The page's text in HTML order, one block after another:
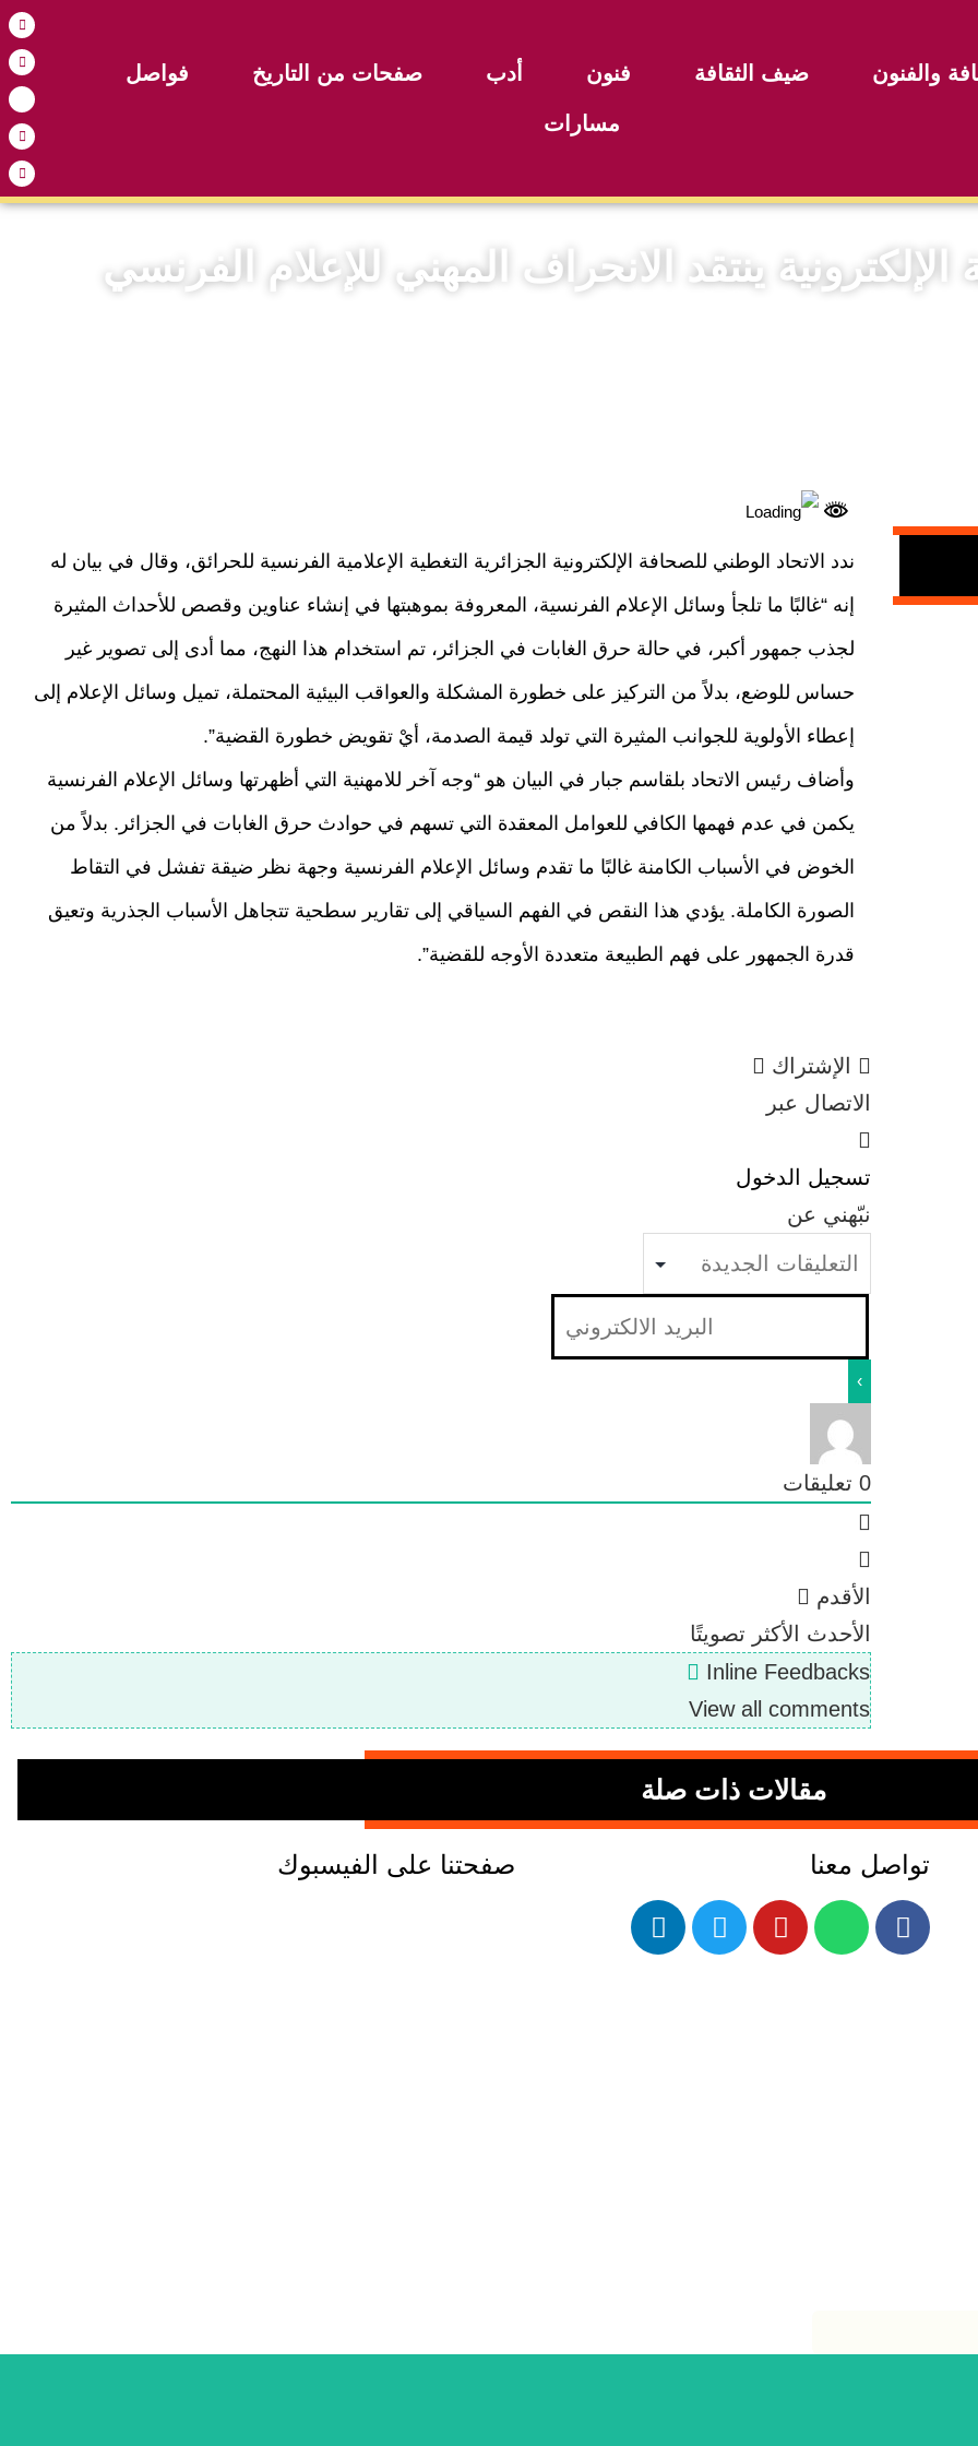
والفنون ضيف الثقافة فنون أدب صفحات من التاريخ فواصل
مسارات
الإلكترونية ينتقد الانحراف المهني للإعلام الفرنسي
ندد الاتحاد الوطني للصحافة الإلكترونية الجزائرية التغطية الإعلامية الفرنسية للحرائق، وقال في بيان له
إنه “غالبًا ما تلجأ وسائل الإعلام الفرنسية، المعروفة بموهبتها في إنشاء عناوين وقصص للأحداث المثيرة
لجذب جمهور أكبر، في حالة حرق الغابات في الجزائر، تم استخدام هذا النهج، مما أدى إلى تصوير غير
حساس للوضع، بدلاً من التركيز على خطورة المشكلة والعواقب البيئية المحتملة، تميل وسائل الإعلام إلى
إعطاء الأولوية للجوانب المثيرة التي تولد قيمة الصدمة، أيْ تقويض خطورة القضية”.
وأضاف رئيس الاتحاد بلقاسم جبار في البيان هو “وجه آخر للامهنية التي أظهرتها وسائل الإعلام الفرنسية
يكمن في عدم فهمها الكافي للعوامل المعقدة التي تسهم في حوادث حرق الغابات في الجزائر. بدلاً من
الخوض في الأسباب الكامنة غالبًا ما تقدم وسائل الإعلام الفرنسية وجهة نظر ضيقة تفشل في التقاط
الصورة الكاملة. يؤدي هذا النقص في الفهم السياقي إلى تقارير سطحية تتجاهل الأسباب الجذرية وتعيق
قدرة الجمهور على فهم الطبيعة متعددة الأوجه للقضية”.
الإشتراك
الاتصال عبر
تسجيل الدخول
نبّهني عن
0 تعليقات
الأقدم
الأحدث
الأكثر تصويتًا
Inline Feedbacks
View all comments
مقالات ذات صلة
تواصل معنا صفحتنا على الفيسبوك